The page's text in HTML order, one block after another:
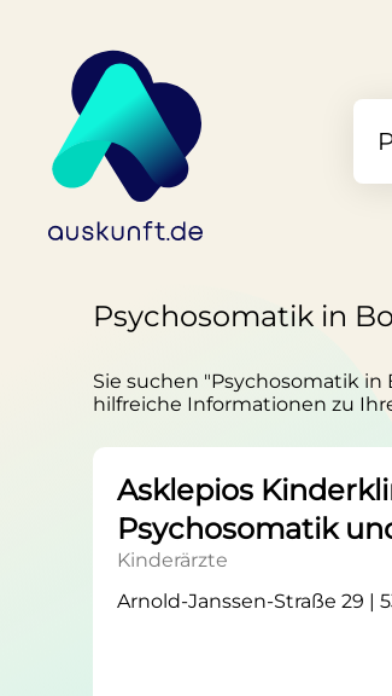
Psychosomatik in
Sie suchen "Psychosomatik
hilfreiche Informationen zu
Asklepios
Psychosomatik
Kinderärzte
Arnold-Janssen-Straße 29 |